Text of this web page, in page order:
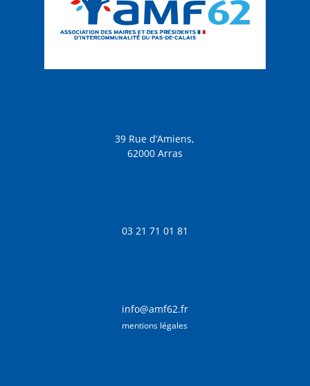
39 Rue d’Amiens,
62000 Arras
03 21 71 01 81
info@amf62.fr
mentions légales